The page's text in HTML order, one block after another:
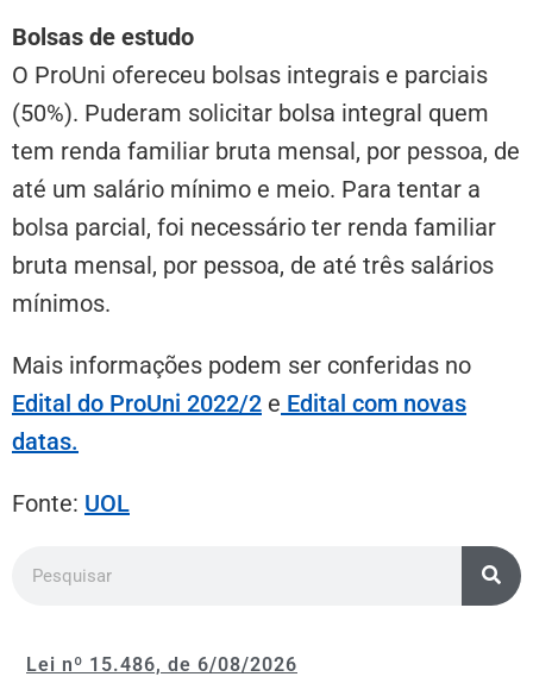
Bolsas de estudo
O ProUni ofereceu bolsas integrais e parciais
(50%). Puderam solicitar bolsa integral quem
tem renda familiar bruta mensal, por pessoa, de
até um salário mínimo e meio. Para tentar a
bolsa parcial, foi necessário ter renda familiar
bruta mensal, por pessoa, de até três salários
mínimos.
Mais informações podem ser conferidas no
Edital do ProUni 2022/2 e Edital com novas
datas.
Fonte: UOL
Lei nº 15.486, de 6/08/2026